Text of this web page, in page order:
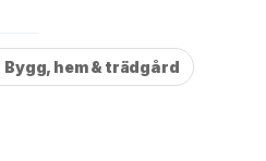
Bygg, hem & trädgård